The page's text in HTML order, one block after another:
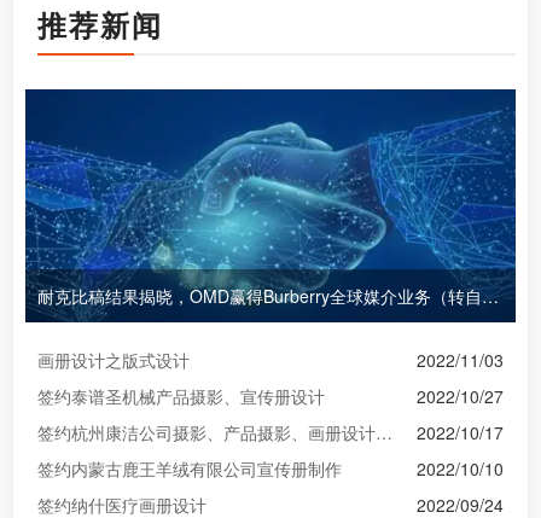
推荐新闻
耐克比稿结果揭晓，OMD赢得Burberry全球媒介业务（转自广告狂人日报）
2022/11/03
画册设计之版式设计
2022/10/27
签约泰谱圣机械产品摄影、宣传册设计
2022/10/17
签约杭州康洁公司摄影、产品摄影、画册设计制作
2022/10/10
签约内蒙古鹿王羊绒有限公司宣传册制作
2022/09/24
签约纳什医疗画册设计